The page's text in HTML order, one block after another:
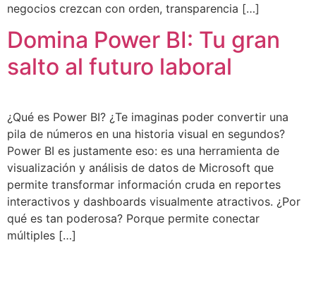
negocios crezcan con orden, transparencia […]
Domina Power BI: Tu gran
salto al futuro laboral
¿Qué es Power BI? ¿Te imaginas poder convertir una
pila de números en una historia visual en segundos?
Power BI es justamente eso: es una herramienta de
visualización y análisis de datos de Microsoft que
permite transformar información cruda en reportes
interactivos y dashboards visualmente atractivos. ¿Por
qué es tan poderosa? Porque permite conectar
múltiples […]